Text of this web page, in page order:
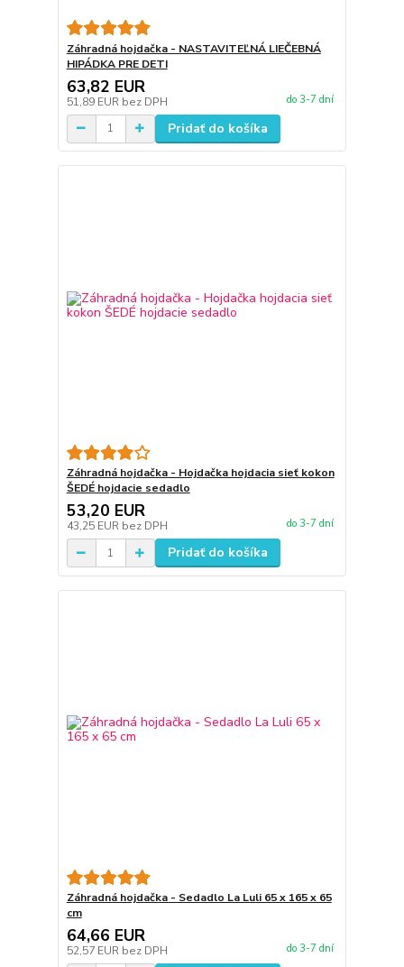
Záhradná hojdačka - NASTAVITEĽNÁ LIEČEBNÁ
HIPÁDKA PRE DETI
63,82 EUR
51,89 EUR bez DPH do 3-7 dní
Pridať do košíka
Záhradná hojdačka - Hojdačka hojdacia sieť kokon
ŠEDÉ hojdacie sedadlo
53,20 EUR
43,25 EUR bez DPH do 3-7 dní
Pridať do košíka
Záhradná hojdačka - Sedadlo La Luli 65 x 165 x 65
cm
64,66 EUR
52,57 EUR bez DPH do 3-7 dní